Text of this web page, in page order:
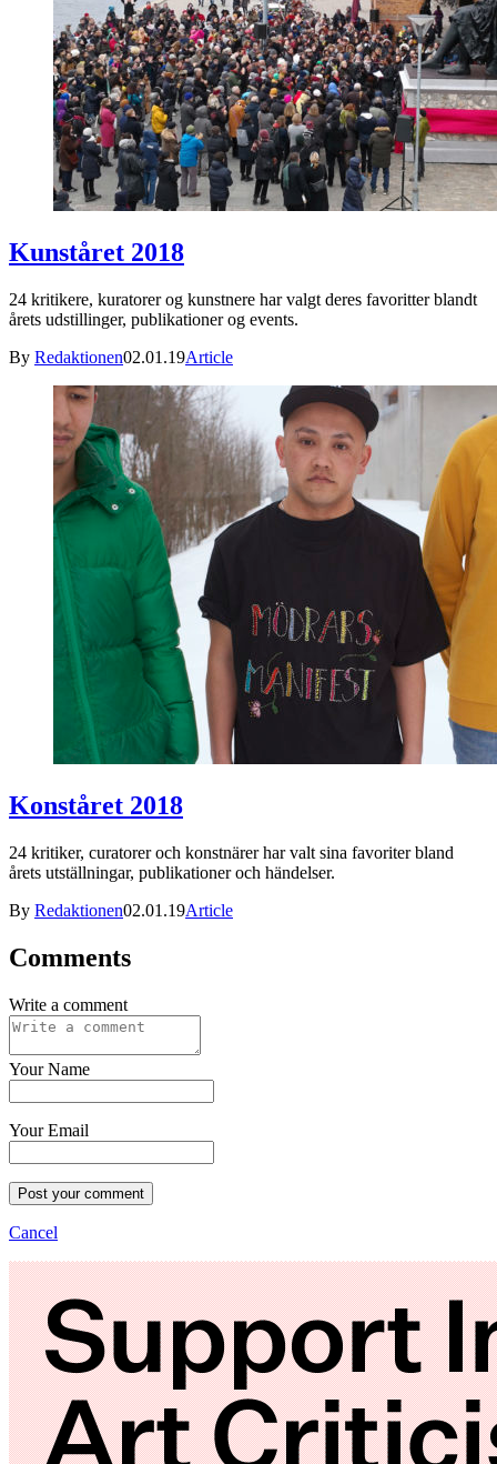
Kunståret 2018
24 kritikere, kuratorer og kunstnere har valgt deres favoritter blandt
årets udstillinger, publikationer og events.
By Redaktionen02.01.19Article
Konståret 2018
24 kritiker, curatorer och konstnärer har valt sina favoriter bland
årets utställningar, publikationer och händelser.
By Redaktionen02.01.19Article
Comments
Write a comment
Your Name
Your Email
Post your comment
Cancel